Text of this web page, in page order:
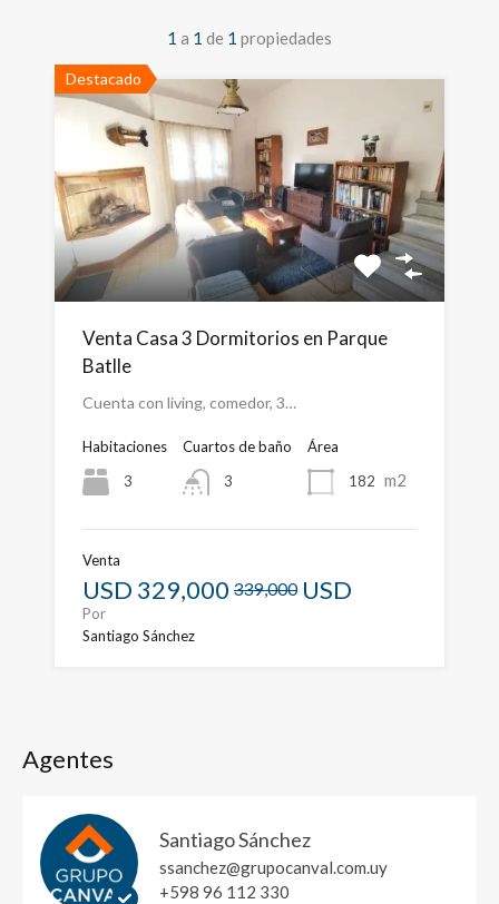
1 a 1 de 1 propiedades
Destacado
Venta Casa 3 Dormitorios en Parque
Batlle
Cuenta con living, comedor, 3…
Habitaciones
3
Cuartos de baño
3
Área
182 m2
Venta
USD 329,000 339,000 USD
Por
Santiago Sánchez
Agentes
Santiago Sánchez
ssanchez@grupocanval.com.uy
+598 96 112 330